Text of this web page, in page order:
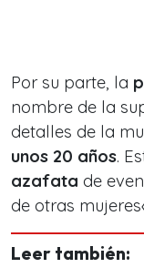
Por su parte, la
nombre de la
detalles de la
unos 20 años.
azafata de
de otras mujeres
Leer también: